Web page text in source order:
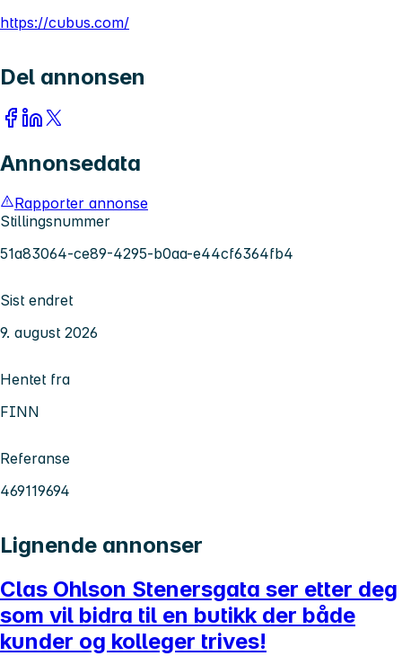
https://cubus.com/
Del annonsen
Annonsedata
Rapporter annonse
Stillingsnummer
51a83064-ce89-4295-b0aa-e44cf6364fb4
Sist endret
9. august 2026
Hentet fra
FINN
Referanse
469119694
Lignende annonser
Clas Ohlson Stenersgata ser etter deg
som vil bidra til en butikk der både
kunder og kolleger trives!